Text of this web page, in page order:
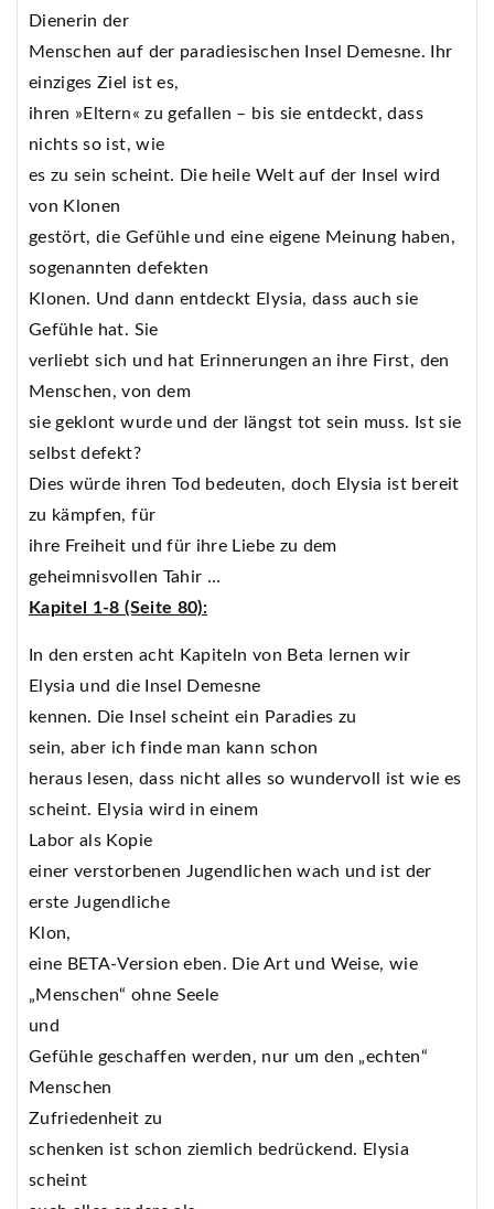
Dienerin der
Menschen auf der paradiesischen Insel Demesne. Ihr
einziges Ziel ist es,
ihren »Eltern« zu gefallen – bis sie entdeckt, dass
nichts so ist, wie
es zu sein scheint. Die heile Welt auf der Insel wird
von Klonen
gestört, die Gefühle und eine eigene Meinung haben,
sogenannten defekten
Klonen. Und dann entdeckt Elysia, dass auch sie
Gefühle hat. Sie
verliebt sich und hat Erinnerungen an ihre First, den
Menschen, von dem
sie geklont wurde und der längst tot sein muss. Ist sie
selbst defekt?
Dies würde ihren Tod bedeuten, doch Elysia ist bereit
zu kämpfen, für
ihre Freiheit und für ihre Liebe zu dem
geheimnisvollen Tahir …
Kapitel 1-8 (Seite 80):
In den ersten acht Kapiteln von Beta lernen wir
Elysia und die Insel Demesne
kennen. Die Insel scheint ein Paradies zu
sein, aber ich finde man kann schon
heraus lesen, dass nicht alles so wundervoll ist wie es
scheint. Elysia wird in einem
Labor als Kopie
einer verstorbenen Jugendlichen wach und ist der
erste Jugendliche
Klon,
eine BETA-Version eben. Die Art und Weise, wie
„Menschen“ ohne Seele
und
Gefühle geschaffen werden, nur um den „echten“
Menschen
Zufriedenheit zu
schenken ist schon ziemlich bedrückend. Elysia
scheint